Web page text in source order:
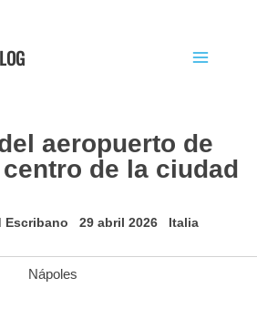
aeropuerto de
de la ciudad
Escribano 29 abril 2026 Italia
Nápoles